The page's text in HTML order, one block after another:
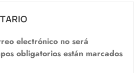
electrónico no será
obligatorios están marcados